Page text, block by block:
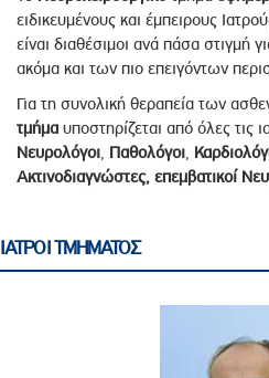
ειδικευμένους και έμπειρους
είναι διαθέσιμοι ανά πάσα στιγμή
ακόμα και των πιο επειγόντων
Για τη συνολική θεραπεία των
τμήμα υποστηρίζεται από όλες τις
Νευρολόγοι, Παθολόγοι,
Ακτινοδιαγνώστες, επεμβατικοί
ΙΑΤΡΟΙ ΤΜΗΜΑΤΟΣ